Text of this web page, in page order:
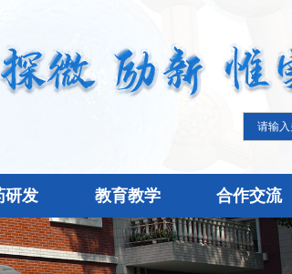
研发 教育教学 合作交流